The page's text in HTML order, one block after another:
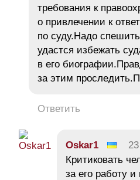
требования к
о привлечении к
по суду.Надо
удастся избежать
в его
за этим
Ответить
Oskar1
Критиковать
за его работу